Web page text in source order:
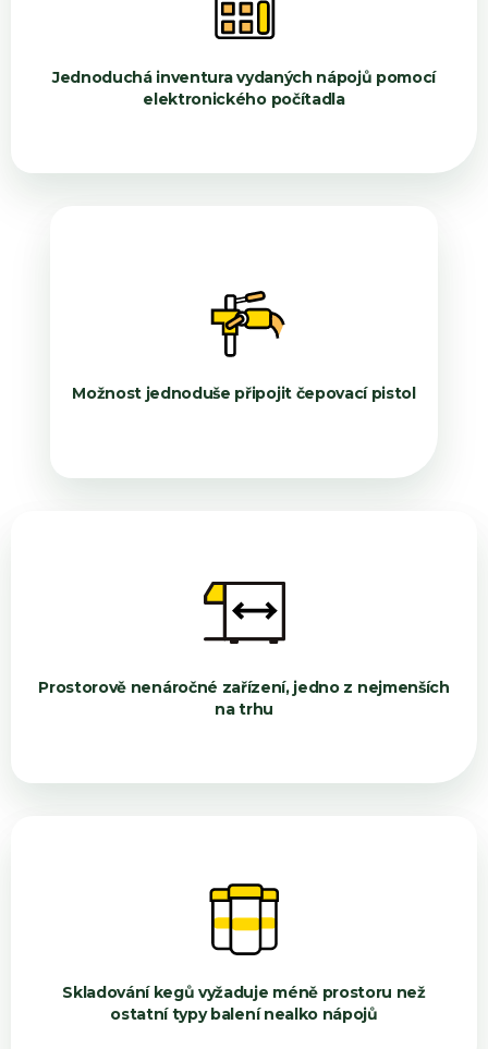
Jednoduchá inventura vydaných nápojů pomocí
elektronického počítadla
Možnost jednoduše připojit čepovací pistol
Prostorově nenáročné zařízení, jedno z nejmenších
na trhu
Skladování kegů vyžaduje méně prostoru než
ostatní typy balení nealko nápojů